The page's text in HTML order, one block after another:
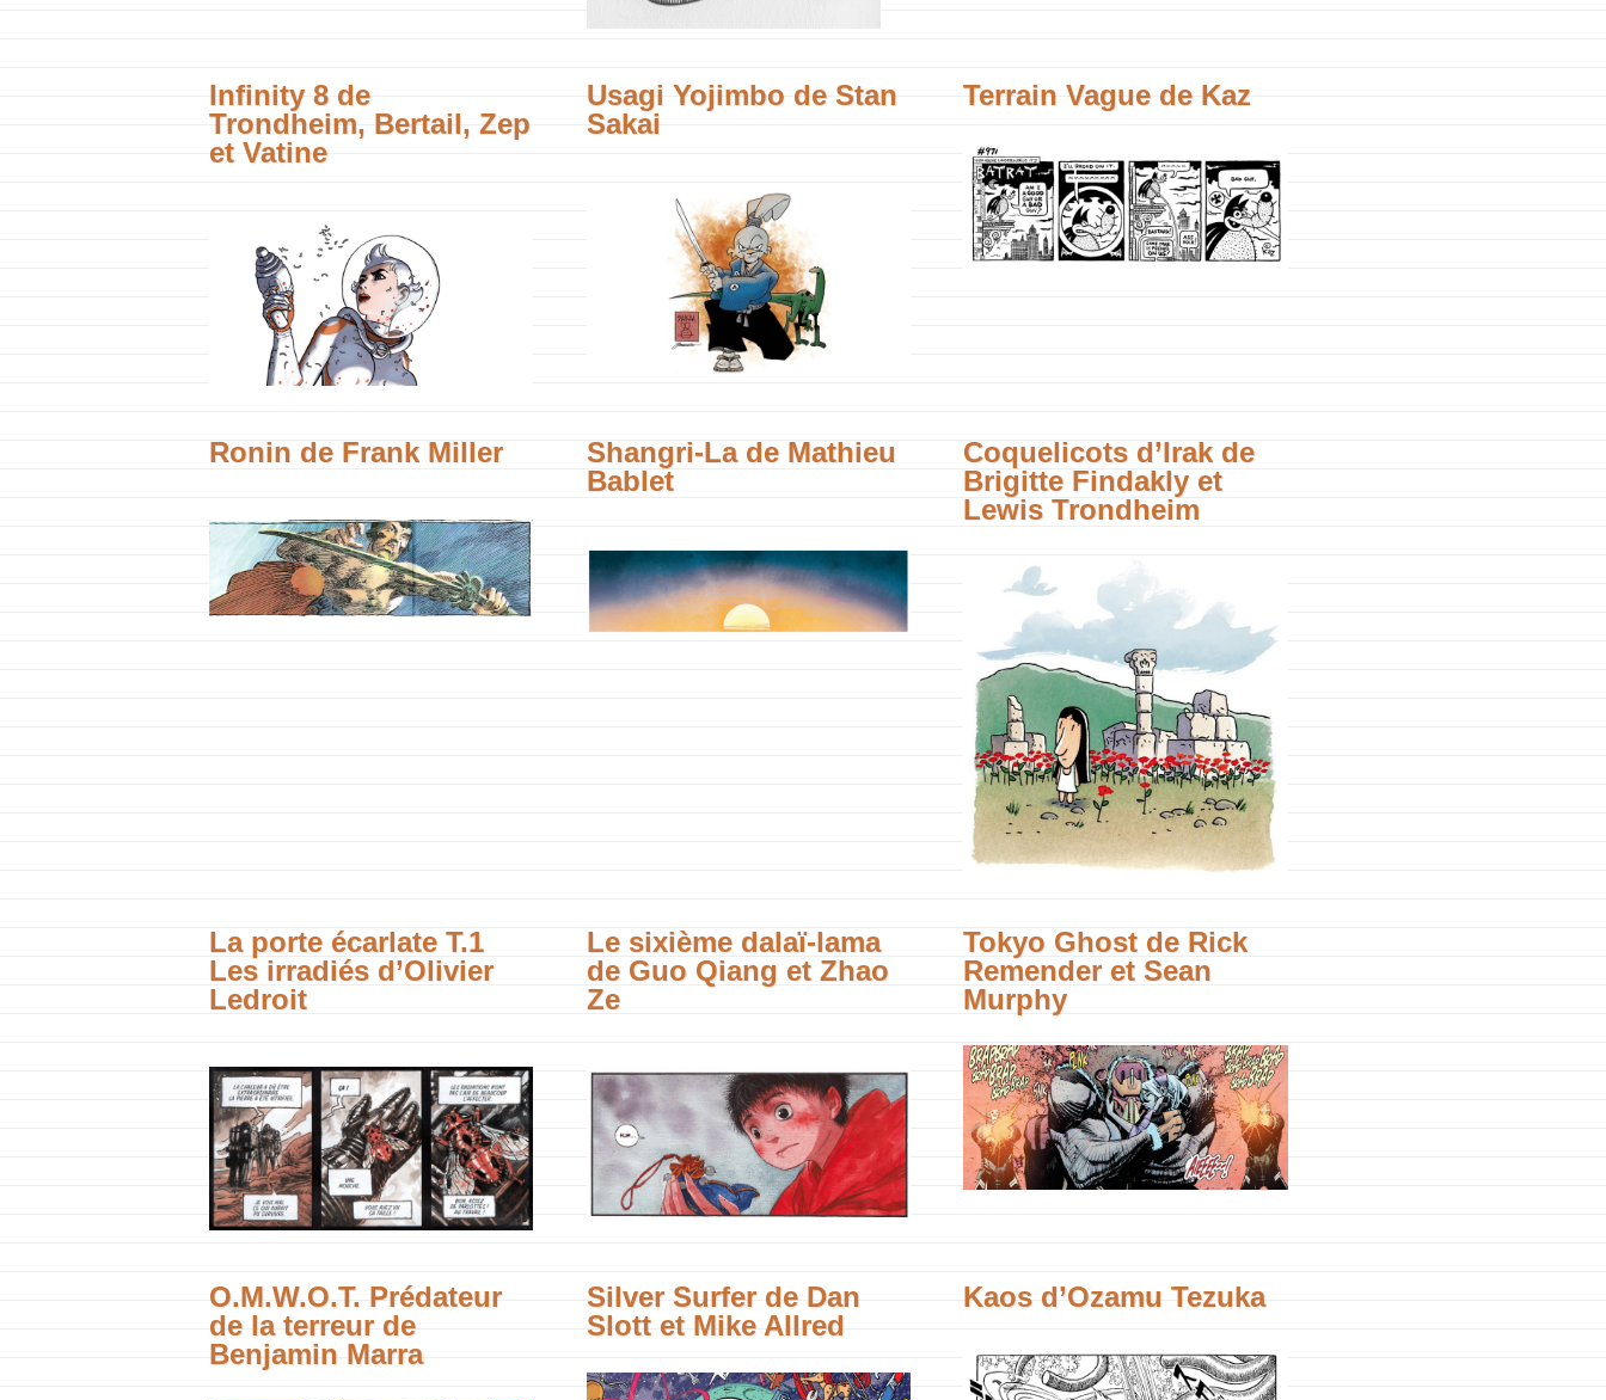
Infinity 8 de
Trondheim, Bertail, Zep
et Vatine
Usagi Yojimbo de Stan
Sakai
Terrain Vague de Kaz
Ronin de Frank Miller
Shangri-La de Mathieu
Bablet
Coquelicots d’Irak de
Brigitte Findakly et
Lewis Trondheim
La porte écarlate T.1
Les irradiés d’Olivier
Ledroit
Le sixième dalaï-lama
de Guo Qiang et Zhao
Ze
Tokyo Ghost de Rick
Remender et Sean
Murphy
O.M.W.O.T. Prédateur
de la terreur de
Benjamin Marra
Silver Surfer de Dan
Slott et Mike Allred
Kaos d’Ozamu Tezuka